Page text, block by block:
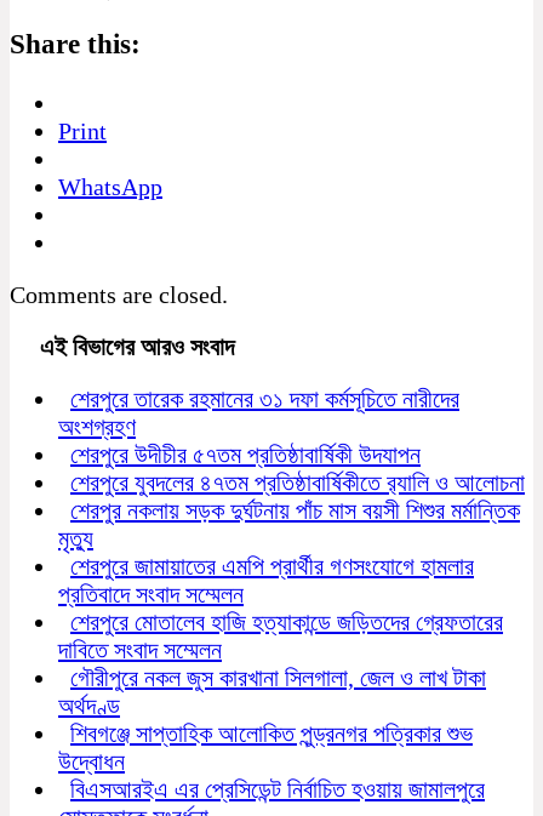
Share this:
Print
WhatsApp
Comments are closed.
এই বিভাগের আরও সংবাদ
শেরপুরে তারেক রহমানের ৩১ দফা কর্মসূচিতে নারীদের
অংশগ্রহণ
শেরপুরে উদীচীর ৫৭তম প্রতিষ্ঠাবার্ষিকী উদযাপন
শেরপুরে যুবদলের ৪৭তম প্রতিষ্ঠাবার্ষিকীতে র‍্যালি ও আলোচনা
শেরপুর নকলায় সড়ক দুর্ঘটনায় পাঁচ মাস বয়সী শিশুর মর্মান্তিক
মৃত্যু
শেরপুরে জামায়াতের এমপি প্রার্থীর গণসংযোগে হামলার
প্রতিবাদে সংবাদ সম্মেলন
শেরপুরে মোতালেব হাজি হত্যাকান্ডে জড়িতদের গ্রেফতারের
দাবিতে সংবাদ সম্মেলন
গৌরীপুরে নকল জুস কারখানা সিলগালা, জেল ও লাখ টাকা
অর্থদণ্ড
শিবগঞ্জে সাপ্তাহিক আলোকিত পুন্ড্রনগর পত্রিকার শুভ
উদ্বোধন
বিএসআরইএ এর প্রেসিডেন্ট নির্বাচিত হওয়ায় জামালপুরে